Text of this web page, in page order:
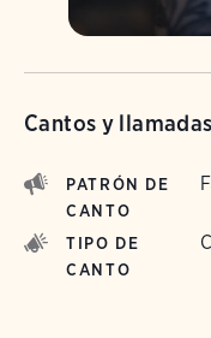
Cantos y llamadas
PATRÓN DE
CANTO
TIPO DE
CANTO